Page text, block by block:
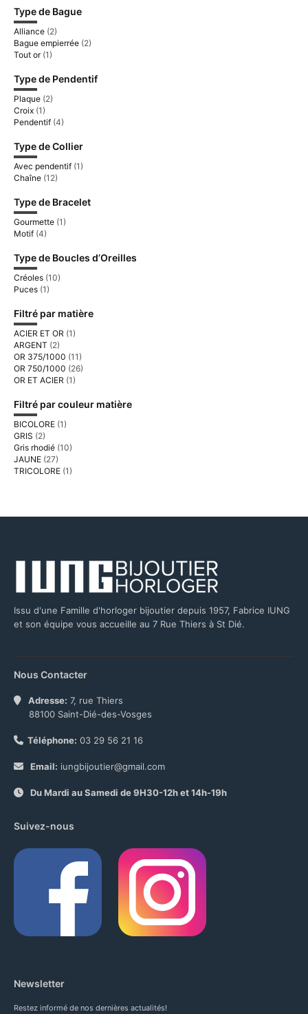
Type de Bague
Alliance (2)
Bague empierrée (2)
Tout or (1)
Type de Pendentif
Plaque (2)
Croix (1)
Pendentif (4)
Type de Collier
Avec pendentif (1)
Chaîne (12)
Type de Bracelet
Gourmette (1)
Motif (4)
Type de Boucles d’Oreilles
Créoles (10)
Puces (1)
Filtré par matière
ACIER ET OR (1)
ARGENT (2)
OR 375/1000 (11)
OR 750/1000 (26)
OR ET ACIER (1)
Filtré par couleur matière
BICOLORE (1)
GRIS (2)
Gris rhodié (10)
JAUNE (27)
TRICOLORE (1)
Issu d'une Famille d'horloger bijoutier depuis 1957, Fabrice IUNG
et son équipe vous accueille au 7 Rue Thiers à St Dié.
Nous Contacter
Adresse: 7, rue Thiers
88100 Saint-Dié-des-Vosges
Téléphone: 03 29 56 21 16
Email: iungbijoutier@gmail.com
Du Mardi au Samedi de 9H30-12h et 14h-19h
Suivez-nous
Newsletter
Restez informé de nos dernières actualités!